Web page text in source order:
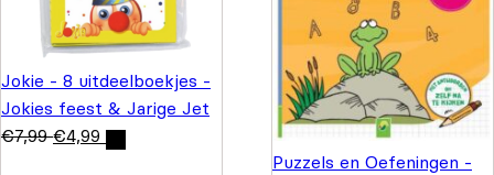
Jokie - 8 uitdeelboekjes -
Jokies feest & Jarige Jet
€7,99 €4,99
Puzzels en Oefeningen -